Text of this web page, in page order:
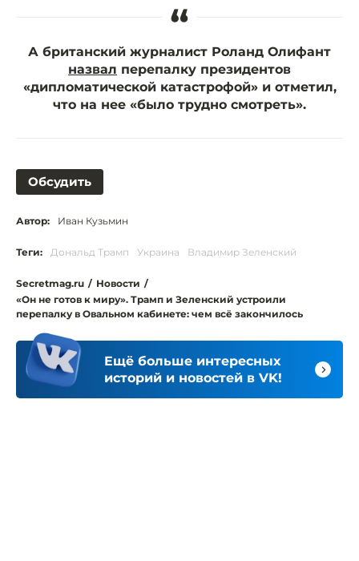
“
А британский журналист Роланд Олифант
назвал перепалку президентов
«дипломатической катастрофой» и отметил,
что на нее «было трудно смотреть».
Обсудить
Автор: Иван Кузьмин
Теги: Дональд Трамп Украина Владимир Зеленский
Secretmag.ru / Новости /
«Он не готов к миру». Трамп и Зеленский устроили
перепалку в Овальном кабинете: чем всё закончилось
Ещё больше интересных
историй и новостей в VK!